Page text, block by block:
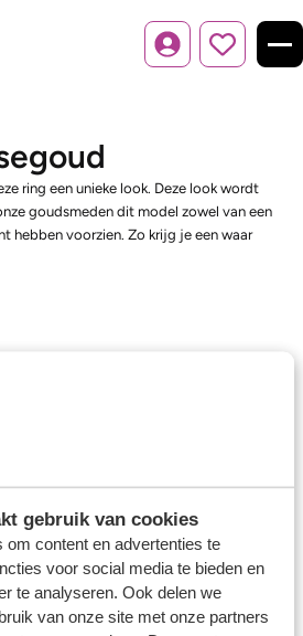
gebruik van cookies
om content en advertenties te
voor social media te bieden en
te analyseren. Ook delen we
van onze site met onze partners
Inloggen
ring een unieke look. Deze look wordt
goudsmeden dit model zowel van een
hebben voorzien. Zo krijg je een waar